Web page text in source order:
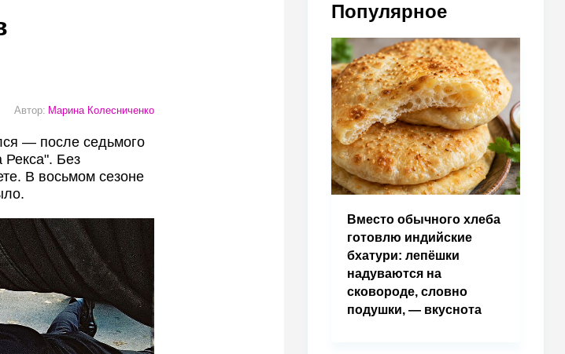
Автор: Марина Колесниченко
— после седьмого
Рекса". Без
В восьмом сезоне
Популярное
Вместо обычного хлеба
готовлю индийские
бхатури: лепёшки
надуваются на
сковороде, словно
подушки, — вкуснота